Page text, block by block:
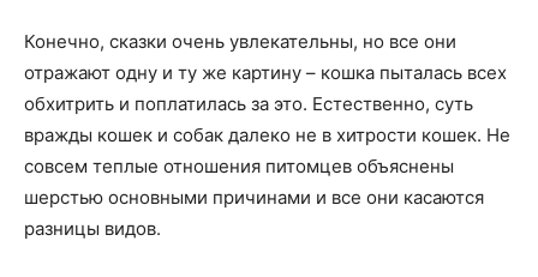
Конечно, сказки очень увлекательны, но все они
отражают одну и ту же картину – кошка пыталась всех
обхитрить и поплатилась за это. Естественно, суть
вражды кошек и собак далеко не в хитрости кошек. Не
совсем теплые отношения питомцев объяснены
шерстью основными причинами и все они касаются
разницы видов.